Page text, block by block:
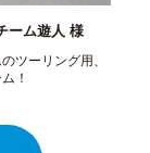
ーム遊人 様
ツーリング用、
！